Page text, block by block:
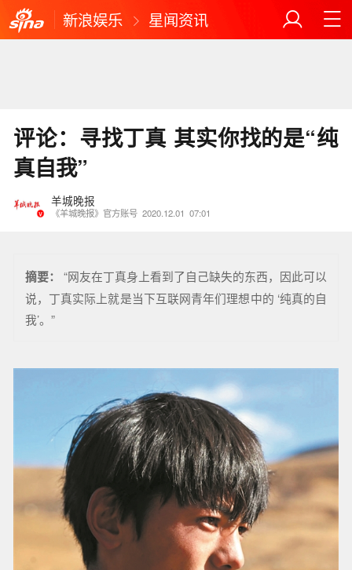
新浪娱乐 星闻资讯
评论：寻找丁真 其实你找的是“纯
真自我”
羊城晚报
《羊城晚报》官方账号 2020.12.01 07:01
摘要：
“网友在丁真身上看到了自己缺失的东西，因此可以
说，丁真实际上就是当下互联网青年们理想中的 ‘纯真的自
我’。”